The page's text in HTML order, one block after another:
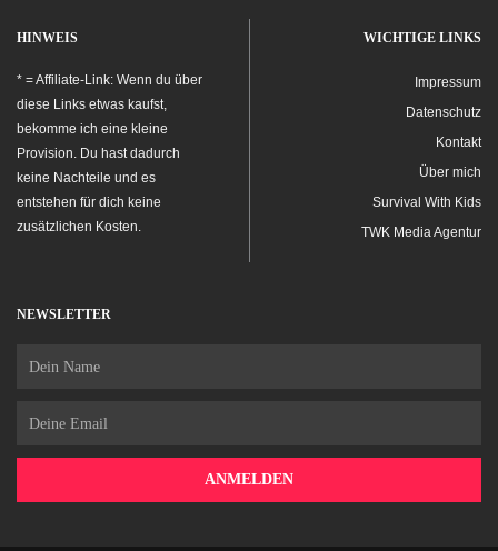
HINWEIS
* = Affiliate-Link: Wenn du über
diese Links etwas kaufst,
bekomme ich eine kleine
Provision. Du hast dadurch
keine Nachteile und es
entstehen für dich keine
zusätzlichen Kosten.
WICHTIGE LINKS
Impressum
Datenschutz
Kontakt
Über mich
Survival With Kids
TWK Media Agentur
NEWSLETTER
ANMELDEN